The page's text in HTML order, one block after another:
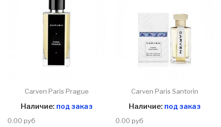
Carven Paris Prague
Наличие: под заказ
0.00 руб
Carven Paris Santorin
Наличие: под заказ
0.00 руб